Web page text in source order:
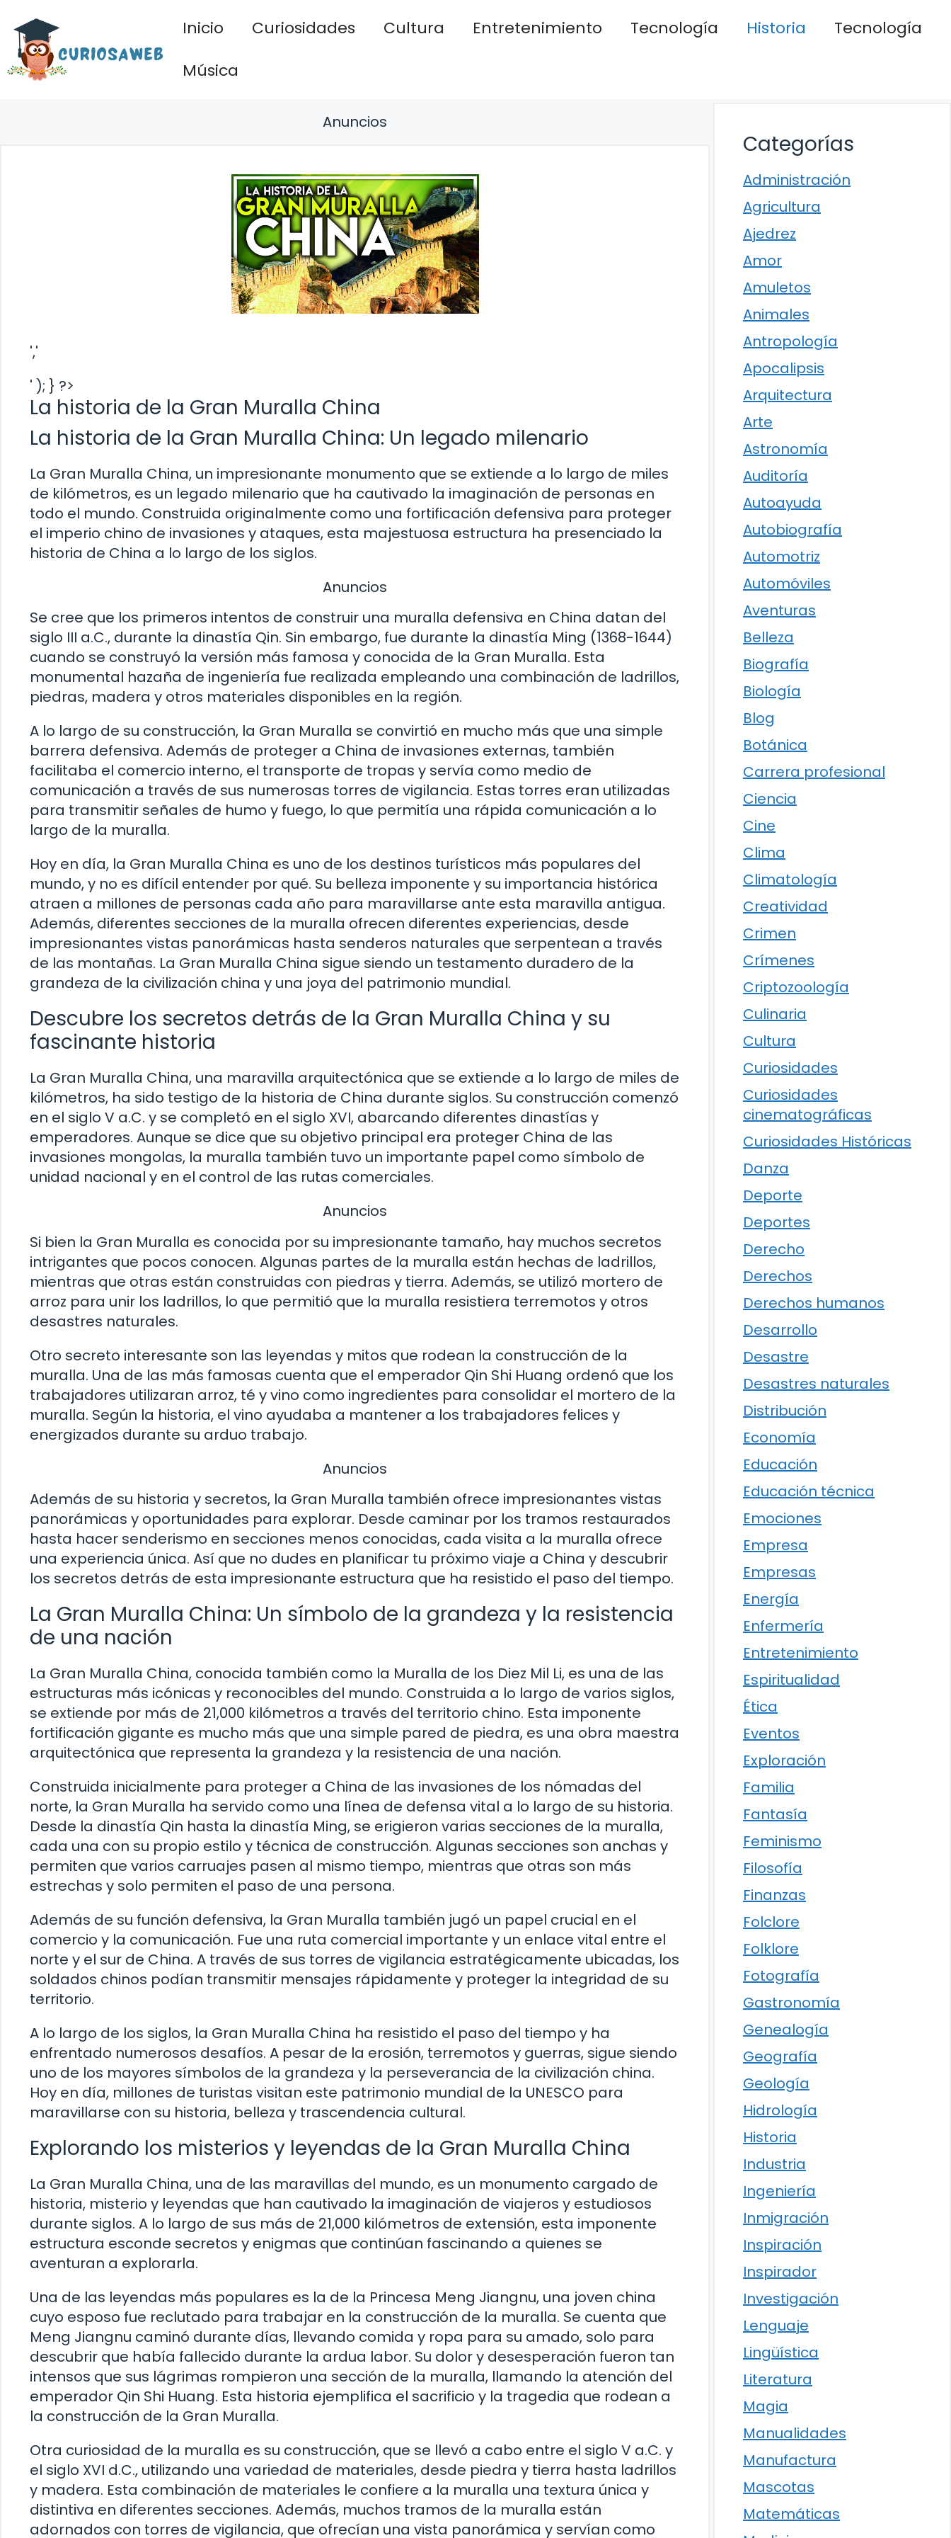
contenido
Inicio Curiosidades Cultura Entretenimiento Tecnología Historia
Tecnología
Música
Anuncios
','
' ); } ?>
La historia de la Gran Muralla China
La historia de la Gran Muralla China: Un legado milenario
La Gran Muralla China, un impresionante monumento que se extiende a lo largo de miles
de kilómetros, es un legado milenario que ha cautivado la imaginación de personas en
todo el mundo. Construida originalmente como una fortificación defensiva para proteger
el imperio chino de invasiones y ataques, esta majestuosa estructura ha presenciado la
historia de China a lo largo de los siglos.
Anuncios
Se cree que los primeros intentos de construir una muralla defensiva en China datan del
siglo III a.C., durante la dinastía Qin. Sin embargo, fue durante la dinastía Ming (1368-1644)
cuando se construyó la versión más famosa y conocida de la Gran Muralla. Esta
monumental hazaña de ingeniería fue realizada empleando una combinación de ladrillos,
piedras, madera y otros materiales disponibles en la región.
A lo largo de su construcción, la Gran Muralla se convirtió en mucho más que una simple
barrera defensiva. Además de proteger a China de invasiones externas, también
facilitaba el comercio interno, el transporte de tropas y servía como medio de
comunicación a través de sus numerosas torres de vigilancia. Estas torres eran utilizadas
para transmitir señales de humo y fuego, lo que permitía una rápida comunicación a lo
largo de la muralla.
Hoy en día, la Gran Muralla China es uno de los destinos turísticos más populares del
mundo, y no es difícil entender por qué. Su belleza imponente y su importancia histórica
atraen a millones de personas cada año para maravillarse ante esta maravilla antigua.
Además, diferentes secciones de la muralla ofrecen diferentes experiencias, desde
impresionantes vistas panorámicas hasta senderos naturales que serpentean a través
de las montañas. La Gran Muralla China sigue siendo un testamento duradero de la
grandeza de la civilización china y una joya del patrimonio mundial.
Descubre los secretos detrás de la Gran Muralla China y su
fascinante historia
La Gran Muralla China, una maravilla arquitectónica que se extiende a lo largo de miles de
kilómetros, ha sido testigo de la historia de China durante siglos. Su construcción comenzó
en el siglo V a.C. y se completó en el siglo XVI, abarcando diferentes dinastías y
emperadores. Aunque se dice que su objetivo principal era proteger China de las
invasiones mongolas, la muralla también tuvo un importante papel como símbolo de
unidad nacional y en el control de las rutas comerciales.
Anuncios
Si bien la Gran Muralla es conocida por su impresionante tamaño, hay muchos secretos
intrigantes que pocos conocen. Algunas partes de la muralla están hechas de ladrillos,
mientras que otras están construidas con piedras y tierra. Además, se utilizó mortero de
arroz para unir los ladrillos, lo que permitió que la muralla resistiera terremotos y otros
desastres naturales.
Otro secreto interesante son las leyendas y mitos que rodean la construcción de la
muralla. Una de las más famosas cuenta que el emperador Qin Shi Huang ordenó que los
trabajadores utilizaran arroz, té y vino como ingredientes para consolidar el mortero de la
muralla. Según la historia, el vino ayudaba a mantener a los trabajadores felices y
energizados durante su arduo trabajo.
Anuncios
Además de su historia y secretos, la Gran Muralla también ofrece impresionantes vistas
panorámicas y oportunidades para explorar. Desde caminar por los tramos restaurados
hasta hacer senderismo en secciones menos conocidas, cada visita a la muralla ofrece
una experiencia única. Así que no dudes en planificar tu próximo viaje a China y descubrir
los secretos detrás de esta impresionante estructura que ha resistido el paso del tiempo.
La Gran Muralla China: Un símbolo de la grandeza y la resistencia
de una nación
La Gran Muralla China, conocida también como la Muralla de los Diez Mil Li, es una de las
estructuras más icónicas y reconocibles del mundo. Construida a lo largo de varios siglos,
se extiende por más de 21,000 kilómetros a través del territorio chino. Esta imponente
fortificación gigante es mucho más que una simple pared de piedra, es una obra maestra
arquitectónica que representa la grandeza y la resistencia de una nación.
Construida inicialmente para proteger a China de las invasiones de los nómadas del
norte, la Gran Muralla ha servido como una línea de defensa vital a lo largo de su historia.
Desde la dinastía Qin hasta la dinastía Ming, se erigieron varias secciones de la muralla,
cada una con su propio estilo y técnica de construcción. Algunas secciones son anchas y
permiten que varios carruajes pasen al mismo tiempo, mientras que otras son más
estrechas y solo permiten el paso de una persona.
Además de su función defensiva, la Gran Muralla también jugó un papel crucial en el
comercio y la comunicación. Fue una ruta comercial importante y un enlace vital entre el
norte y el sur de China. A través de sus torres de vigilancia estratégicamente ubicadas, los
soldados chinos podían transmitir mensajes rápidamente y proteger la integridad de su
territorio.
A lo largo de los siglos, la Gran Muralla China ha resistido el paso del tiempo y ha
enfrentado numerosos desafíos. A pesar de la erosión, terremotos y guerras, sigue siendo
uno de los mayores símbolos de la grandeza y la perseverancia de la civilización china.
Hoy en día, millones de turistas visitan este patrimonio mundial de la UNESCO para
maravillarse con su historia, belleza y trascendencia cultural.
Explorando los misterios y leyendas de la Gran Muralla China
La Gran Muralla China, una de las maravillas del mundo, es un monumento cargado de
historia, misterio y leyendas que han cautivado la imaginación de viajeros y estudiosos
durante siglos. A lo largo de sus más de 21,000 kilómetros de extensión, esta imponente
estructura esconde secretos y enigmas que continúan fascinando a quienes se
aventuran a explorarla.
Una de las leyendas más populares es la de la Princesa Meng Jiangnu, una joven china
cuyo esposo fue reclutado para trabajar en la construcción de la muralla. Se cuenta que
Meng Jiangnu caminó durante días, llevando comida y ropa para su amado, solo para
descubrir que había fallecido durante la ardua labor. Su dolor y desesperación fueron tan
intensos que sus lágrimas rompieron una sección de la muralla, llamando la atención del
emperador Qin Shi Huang. Esta historia ejemplifica el sacrificio y la tragedia que rodean a
la construcción de la Gran Muralla.
Otra curiosidad de la muralla es su construcción, que se llevó a cabo entre el siglo V a.C. y
el siglo XVI d.C., utilizando una variedad de materiales, desde piedra y tierra hasta ladrillos
y madera. Esta combinación de materiales le confiere a la muralla una textura única y
distintiva en diferentes secciones. Además, muchos tramos de la muralla están
adornados con torres de vigilancia, que ofrecían una vista panorámica y servían como
Categorías
Administración
Agricultura
Ajedrez
Amor
Amuletos
Animales
Antropología
Apocalipsis
Arquitectura
Arte
Astronomía
Auditoría
Autoayuda
Autobiografía
Automotriz
Automóviles
Aventuras
Belleza
Biografía
Biología
Blog
Botánica
Carrera profesional
Ciencia
Cine
Clima
Climatología
Creatividad
Crimen
Crímenes
Criptozoología
Culinaria
Cultura
Curiosidades
Curiosidades
cinematográficas
Curiosidades Históricas
Danza
Deporte
Deportes
Derecho
Derechos
Derechos humanos
Desarrollo
Desastre
Desastres naturales
Distribución
Economía
Educación
Educación técnica
Emociones
Empresa
Empresas
Energía
Enfermería
Entretenimiento
Espiritualidad
Ética
Eventos
Exploración
Familia
Fantasía
Feminismo
Filosofía
Finanzas
Folclore
Folklore
Fotografía
Gastronomía
Genealogía
Geografía
Geología
Hidrología
Historia
Industria
Ingeniería
Inmigración
Inspiración
Inspirador
Investigación
Lenguaje
Lingüística
Literatura
Magia
Manualidades
Manufactura
Mascotas
Matemáticas